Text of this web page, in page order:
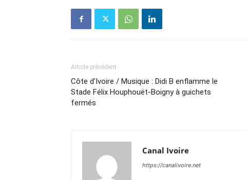
Article précédent
Côte d’Ivoire / Musique : Didi B enflamme le
Stade Félix Houphouët-Boigny à guichets
fermés
Canal Ivoire
https://canalivoire.net